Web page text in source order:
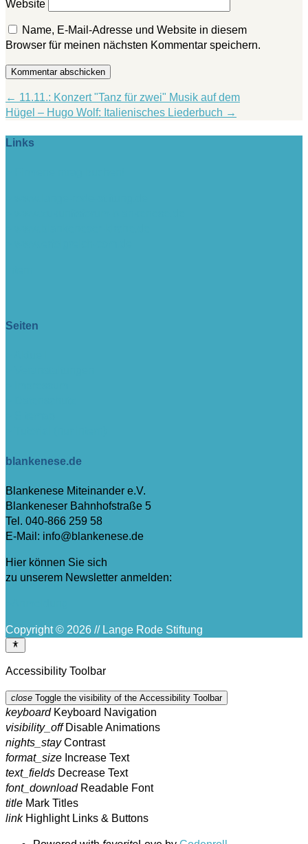
Website
Name, E-Mail-Adresse und Website in diesem
Browser für meinen nächsten Kommentar speichern.
Kommentar abschicken
← 11.11.: Konzert "Tanz für zwei" Musik auf dem
Hügel – Hugo Wolf: Italienisches Liederbuch →
Links
Seiten
blankenese.de
Blankenese Miteinander e.V.
Blankeneser Bahnhofstraße 5
Tel. 040-866 259 58
E-Mail: info@blankenese.de
Hier können Sie sich
zu unserem Newsletter anmelden:
Copyright © 2026 // Lange Rode Stiftung
Accessibility Toolbar
close Toggle the visibility of the Accessibility Toolbar
keyboard Keyboard Navigation
visibility_off Disable Animations
nights_stay Contrast
format_size Increase Text
text_fields Decrease Text
font_download Readable Font
title Mark Titles
link Highlight Links & Buttons